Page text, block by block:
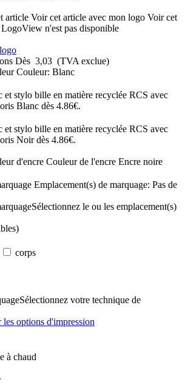
article Voir cet article avec mon logo Voir cet
LogoView n'est pas disponible
Dès 3,03 (TVA exclue)
Couleur: Blanc
d'encre Couleur de l'encre Encre noire
Emplacement(s) de marquage: Pas de
Sélectionnez le ou les emplacement(s)
corps
Sélectionnez votre technique de
les options d'impression
à chaud